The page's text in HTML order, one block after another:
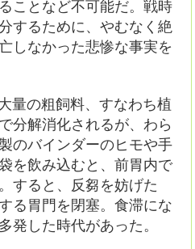
ことなど不可能だ。戦時
するために、やむなく絶
しなかった悲惨な事実を
量の粗飼料、すなわち植
分解消化されるが、わら
のバインダーのヒモや手
を飲み込むと、前胃内で
すると、反芻を妨げた
る胃門を閉塞。食滞にな
発した時代があった。